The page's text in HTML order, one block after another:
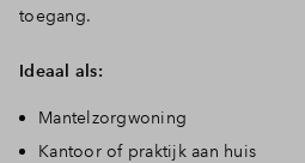
toegang.
Ideaal als:
Mantelzorgwoning
Kantoor of praktijk aan huis